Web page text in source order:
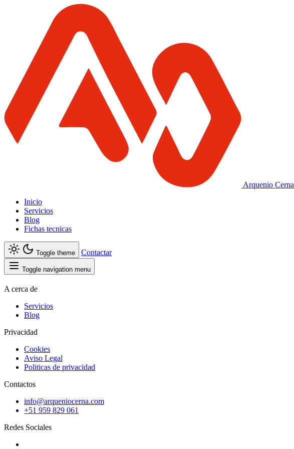
Arquenio Cerna
Inicio
Servicios
Blog
Fichas tecnicas
Toggle theme Contactar
Toggle navigation menu
A cerca de
Servicios
Blog
Privacidad
Cookies
Aviso Legal
Politicas de privacidad
Contactos
info@arqueniocerna.com
+51 959 829 061
Redes Sociales